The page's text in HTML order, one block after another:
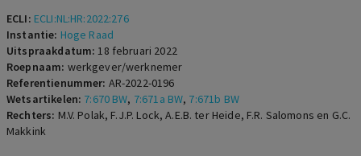
ECLI: ECLI:NL:HR:2022:276
Instantie: Hoge Raad
Uitspraakdatum:18 februari 2022
Roepnaam: werkgever/werknemer
Referentienummer: AR-2022-0196
Wetsartikelen: 7:670 BW, 7:671a BW, 7:671b BW
Rechters: M.V. Polak, F.J.P. Lock, A.E.B. ter Heide, F.R. Salomons en G.C.
Makkink